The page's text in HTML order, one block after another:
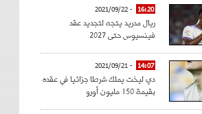
16:20
- 2021/09/22
ريال مدريد يتجه لتجديد عقد
فينسيوس حتى 2027
14:07
- 2021/09/21
دي ليخت يملك شرطا جزائيا في عقده
بقيمة 150 مليون أورو